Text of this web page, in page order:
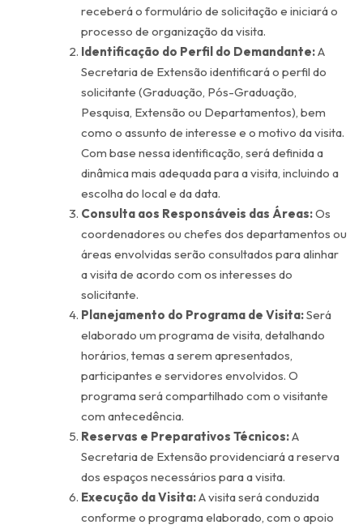
receberá o formulário de solicitação e iniciará o
processo de organização da visita.
Identificação do Perfil do Demandante:A
Secretaria de Extensão identificará o perfil do
solicitante (Graduação, Pós-Graduação,
Pesquisa, Extensão ou Departamentos), bem
como o assunto de interesse e o motivo da visita.
Com base nessa identificação, será definida a
dinâmica mais adequada para a visita, incluindo a
escolha do local e da data.
Consulta aos Responsáveis das Áreas:Os
coordenadores ou chefes dos departamentos ou
áreas envolvidas serão consultados para alinhar
a visita de acordo com os interesses do
solicitante.
Planejamento do Programa de Visita:Será
elaborado um programa de visita, detalhando
horários, temas a serem apresentados,
participantes e servidores envolvidos. O
programa será compartilhado com o visitante
com antecedência.
Reservas e Preparativos Técnicos:A
Secretaria de Extensão providenciará a reserva
dos espaços necessários para a visita.
Execução da Visita:A visita será conduzida
conforme o programa elaborado, com o apoio